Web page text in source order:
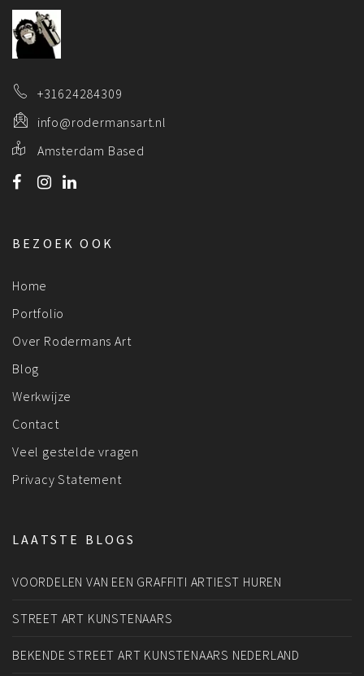
+31624284309
info@rodermansart.nl
Amsterdam Based
BEZOEK OOK
Home
Portfolio
Over Rodermans Art
Blog
Werkwijze
Contact
Veel gestelde vragen
Privacy Statement
LAATSTE BLOGS
VOORDELEN VAN EEN GRAFFITI ARTIEST HUREN
STREET ART KUNSTENAARS
BEKENDE STREET ART KUNSTENAARS NEDERLAND